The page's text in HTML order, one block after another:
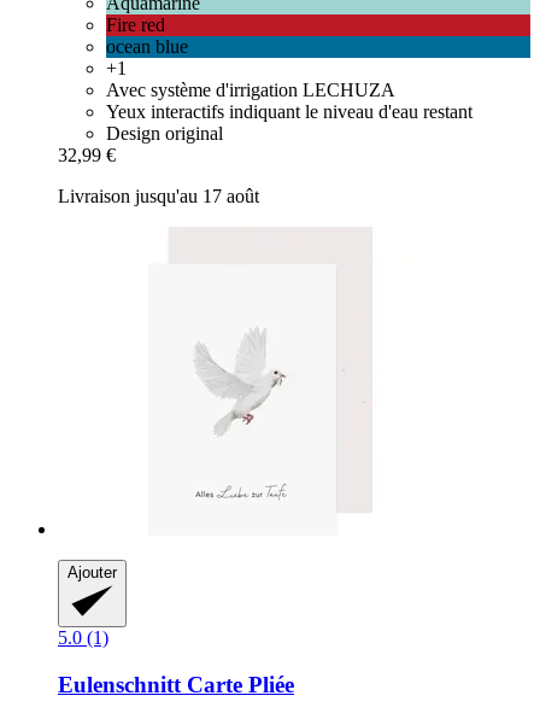
Fire red
ocean blue
+1
Avec système d'irrigation LECHUZA
Yeux interactifs indiquant le niveau d'eau restant
Design original
32,99 €
Livraison jusqu'au 17 août
Ajouter
5.0 (1)
Eulenschnitt Carte Pliée